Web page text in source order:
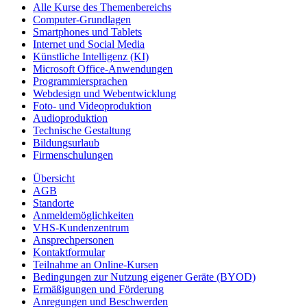
Alle Kurse des Themenbereichs
Computer-Grundlagen
Smartphones und Tablets
Internet und Social Media
Künstliche Intelligenz (KI)
Microsoft Office-Anwendungen
Programmiersprachen
Webdesign und Webentwicklung
Foto- und Videoproduktion
Audioproduktion
Technische Gestaltung
Bildungsurlaub
Firmenschulungen
Übersicht
AGB
Standorte
Anmeldemöglichkeiten
VHS-Kundenzentrum
Ansprechpersonen
Kontaktformular
Teilnahme an Online-Kursen
Bedingungen zur Nutzung eigener Geräte (BYOD)
Ermäßigungen und Förderung
Anregungen und Beschwerden